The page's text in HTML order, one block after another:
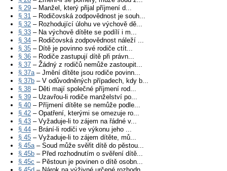
§ 29 – Manžel, který přijal příjmení d...
§ 31 – Rodičovská zodpovědnost je souh...
§ 32 – Rozhodující úlohu ve výchově dě...
§ 33 – Na výchově dítěte se podílí i m...
§ 34 – Rodičovská zodpovědnost náleží ...
§ 35 – Dítě je povinno své rodiče ctít...
§ 36 – Rodiče zastupují dítě při právn...
§ 37 – Žádný z rodičů nemůže zastoupit...
§ 37a– Jmění dítěte jsou rodiče povinn...
§ 37b – V odůvodněných případech, kdy b...
§ 38 – Děti mají společné příjmení rod...
§ 39 – Uzavřou-li rodiče manželství po...
§ 40 – Příjmení dítěte se nemůže podle...
§ 42 – Opatření, kterými se omezuje ro...
§ 43 – Vyžaduje-li to zájem na řádné v...
§ 44 – Brání-li rodiči ve výkonu jeho ...
§ 45 – Vyžaduje-li to zájem dítěte, mů...
§ 45a– Soud může svěřit dítě do pěstou...
§ 45b – Před rozhodnutím o svěření dítě...
§ 45c – Pěstoun je povinen o dítě osobn...